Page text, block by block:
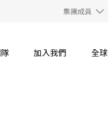
集團成員
加入我們 全